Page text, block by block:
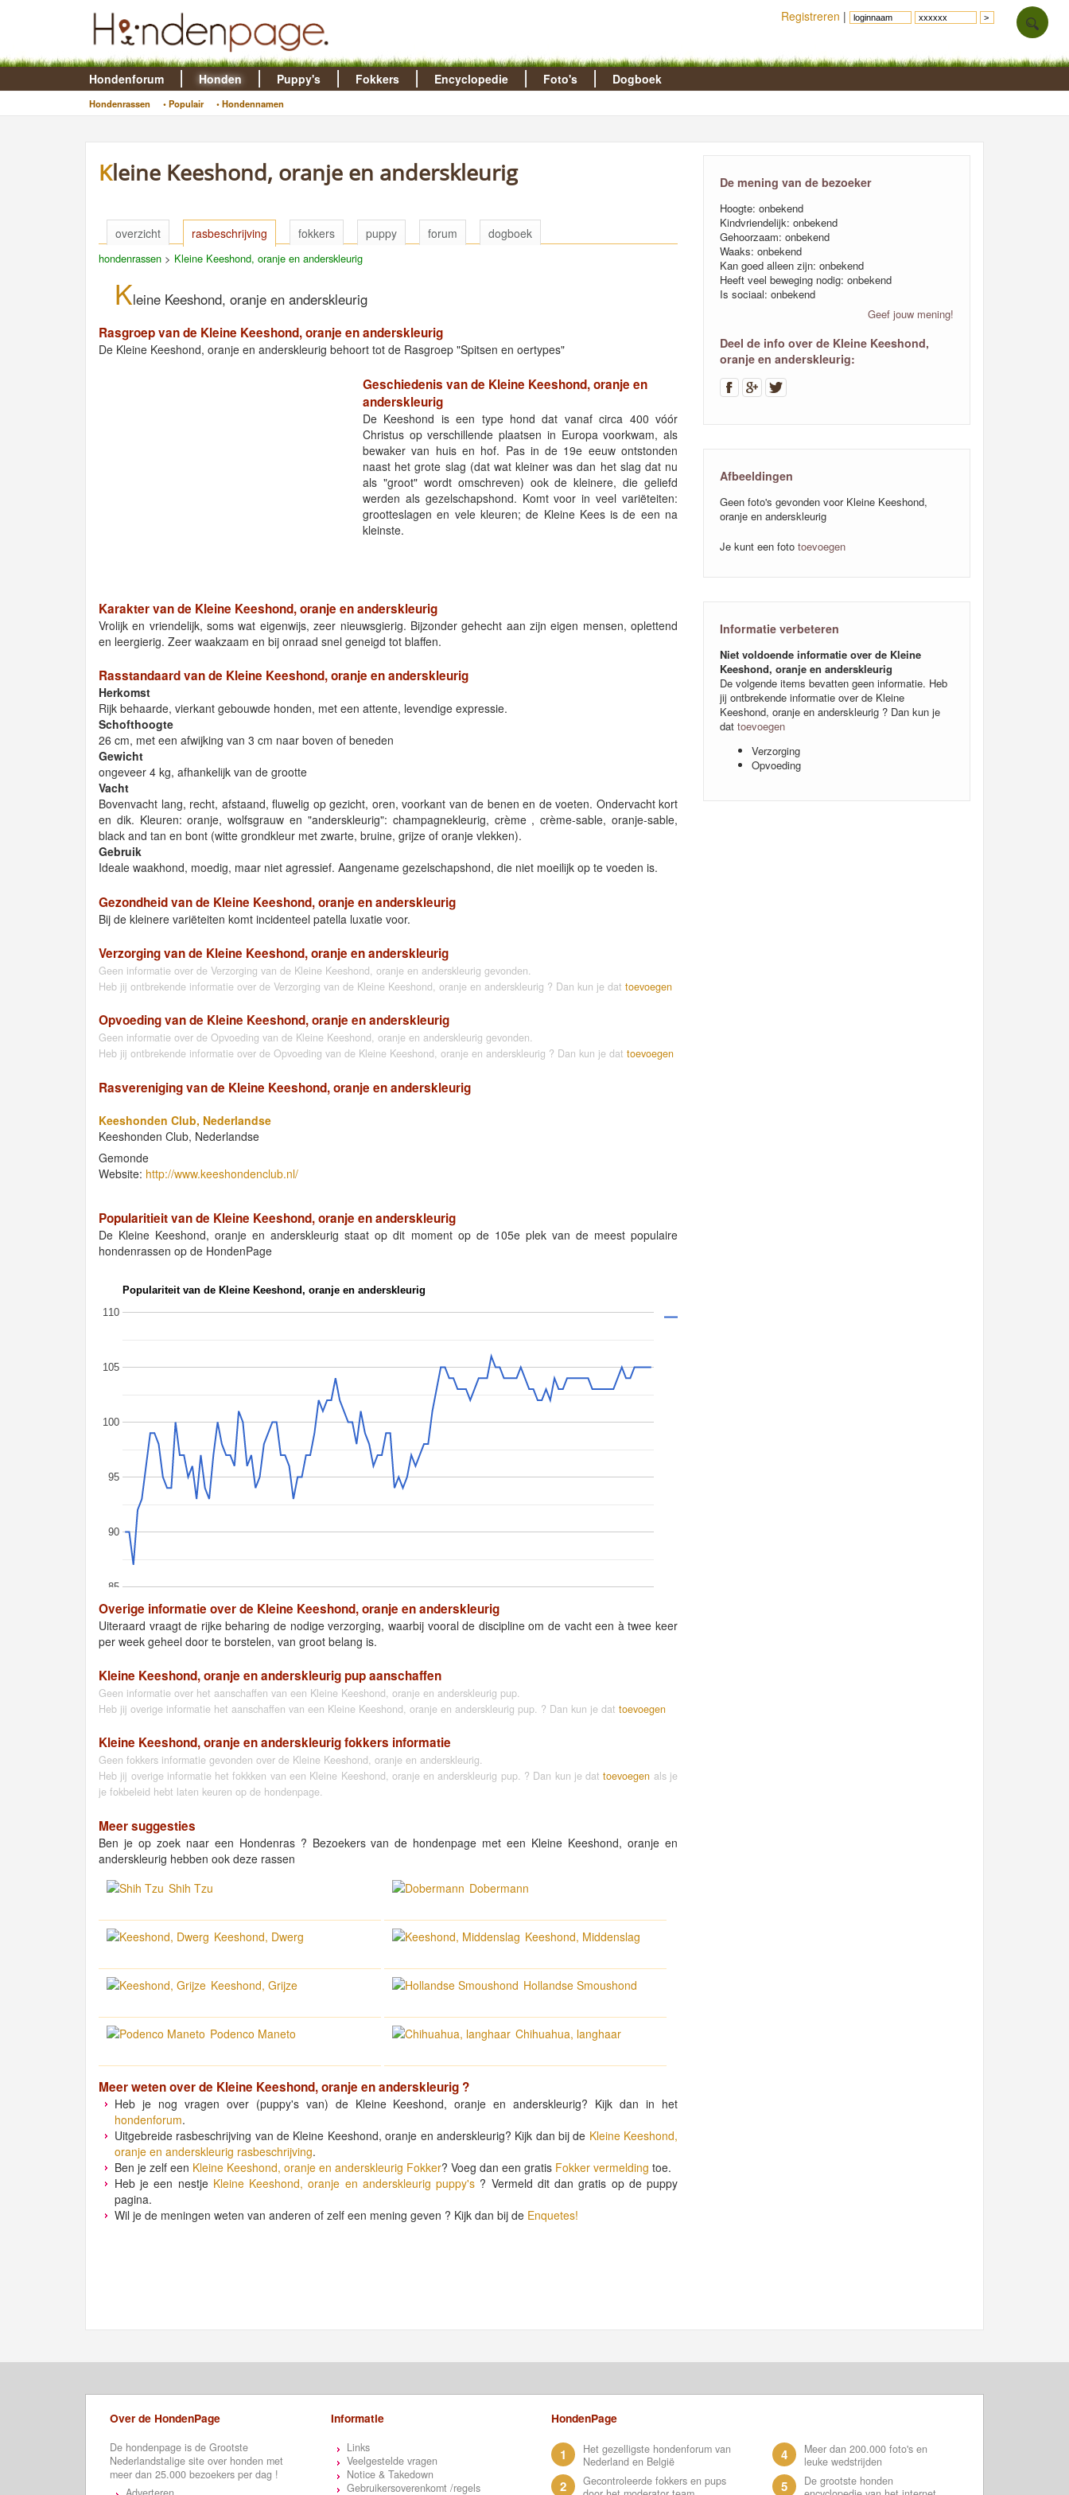
Hondenforum Honden
Hondenrassen • Populair • Hondennamen
Puppy's Fokkers Encyclopedie Foto's Dogboek
Kleine Keeshond, oranje en anderskleurig
overzicht rasbeschrijving fokkers puppy forum dogboek
hondenrassen > Kleine Keeshond, oranje en anderskleurig
Kleine Keeshond, oranje en anderskleurig
Rasgroep van de Kleine Keeshond, oranje en anderskleurig
De Kleine Keeshond, oranje en anderskleurig behoort tot de Rasgroep "Spitsen en oertypes"
Geschiedenis van de Kleine Keeshond, oranje en
anderskleurig
De Keeshond is een type hond dat vanaf circa 400 vóór
Christus op verschillende plaatsen in Europa voorkwam, als
bewaker van huis en hof. Pas in de 19e eeuw ontstonden
naast het grote slag (dat wat kleiner was dan het slag dat nu
als "groot" wordt omschreven) ook de kleinere, die geliefd
werden als gezelschapshond. Komt voor in veel variëteiten:
grootteslagen en vele kleuren; de Kleine Kees is de een na
kleinste.
Karakter van de Kleine Keeshond, oranje en anderskleurig
Vrolijk en vriendelijk, soms wat eigenwijs, zeer nieuwsgierig. Bijzonder gehecht aan zijn eigen mensen, oplettend
en leergierig. Zeer waakzaam en bij onraad snel geneigd tot blaffen.
Rasstandaard van de Kleine Keeshond, oranje en anderskleurig
Herkomst
Rijk behaarde, vierkant gebouwde honden, met een attente, levendige expressie.
Schofthoogte
26 cm, met een afwijking van 3 cm naar boven of beneden
Gewicht
ongeveer 4 kg, afhankelijk van de grootte
Vacht
Bovenvacht lang, recht, afstaand, fluwelig op gezicht, oren, voorkant van de benen en de voeten. Ondervacht kort
en dik. Kleuren: oranje, wolfsgrauw en "anderskleurig": champagnekleurig, crème , crème-sable, oranje-sable,
black and tan en bont (witte grondkleur met zwarte, bruine, grijze of oranje vlekken).
Gebruik
Ideale waakhond, moedig, maar niet agressief. Aangename gezelschapshond, die niet moeilijk op te voeden is.
Gezondheid van de Kleine Keeshond, oranje en anderskleurig
Bij de kleinere variëteiten komt incidenteel patella luxatie voor.
Verzorging van de Kleine Keeshond, oranje en anderskleurig
Geen informatie over de Verzorging van de Kleine Keeshond, oranje en anderskleurig gevonden.
Heb jij ontbrekende informatie over de Verzorging van de Kleine Keeshond, oranje en anderskleurig ? Dan kun je dat toevoegen
Opvoeding van de Kleine Keeshond, oranje en anderskleurig
Geen informatie over de Opvoeding van de Kleine Keeshond, oranje en anderskleurig gevonden.
Heb jij ontbrekende informatie over de Opvoeding van de Kleine Keeshond, oranje en anderskleurig ? Dan kun je dat toevoegen
Rasvereniging van de Kleine Keeshond, oranje en anderskleurig
Keeshonden Club, Nederlandse
Keeshonden Club, Nederlandse
Gemonde
Website: http://www.keeshondenclub.nl/
Popularitieit van de Kleine Keeshond, oranje en anderskleurig
De Kleine Keeshond, oranje en anderskleurig staat op dit moment op de 105e plek van de meest populaire
hondenrassen op de HondenPage
Populariteit van de Kleine Keeshond, oranje en anderskleurig
85
90
95
100
105
110
Overige informatie over de Kleine Keeshond, oranje en anderskleurig
Uiteraard vraagt de rijke beharing de nodige verzorging, waarbij vooral de discipline om de vacht een à twee keer
per week geheel door te borstelen, van groot belang is.
Kleine Keeshond, oranje en anderskleurig pup aanschaffen
Geen informatie over het aanschaffen van een Kleine Keeshond, oranje en anderskleurig pup.
Heb jij overige informatie het aanschaffen van een Kleine Keeshond, oranje en anderskleurig pup. ? Dan kun je dat toevoegen
Kleine Keeshond, oranje en anderskleurig fokkers informatie
Geen fokkers informatie gevonden over de Kleine Keeshond, oranje en anderskleurig.
Heb jij overige informatie het fokkken van een Kleine Keeshond, oranje en anderskleurig pup. ? Dan kun je dattoevoegen als je
je fokbeleid hebt laten keuren op de hondenpage.
Meer suggesties
Ben je op zoek naar een Hondenras ? Bezoekers van de hondenpage met een Kleine Keeshond, oranje en
anderskleurig hebben ook deze rassen
Shih Tzu
Dobermann
Keeshond, Dwerg Keeshond, Middenslag
Keeshond, Grijze Hollandse Smoushond
Podenco Maneto Chihuahua, langhaar
Meer weten over de Kleine Keeshond, oranje en anderskleurig ?
Heb je nog vragen over (puppy's van) de Kleine Keeshond, oranje en anderskleurig? Kijk dan in het
hondenforum.
Uitgebreide rasbeschrijving van de Kleine Keeshond, oranje en anderskleurig? Kijk dan bij de Kleine Keeshond,
oranje en anderskleurig rasbeschrijving.
Ben je zelf een Kleine Keeshond, oranje en anderskleurig Fokker? Voeg dan een gratis Fokker vermelding toe.
Heb je een nestje Kleine Keeshond, oranje en anderskleurig puppy's ? Vermeld dit dan gratis op de puppy
pagina.
Wil je de meningen weten van anderen of zelf een mening geven ? Kijk dan bij de Enquetes!
De mening van de bezoeker
Hoogte: onbekend
Kindvriendelijk: onbekend
Gehoorzaam: onbekend
Waaks: onbekend
Kan goed alleen zijn: onbekend
Heeft veel beweging nodig: onbekend
Is sociaal: onbekend
Geef jouw mening!
Deel de info over de Kleine Keeshond,
oranje en anderskleurig:
Afbeeldingen
Geen foto's gevonden voor Kleine Keeshond,
oranje en anderskleurig
Je kunt een foto toevoegen
Informatie verbeteren
Niet voldoende informatie over de Kleine
Keeshond, oranje en anderskleurig
De volgende items bevatten geen informatie. Heb
jij ontbrekende informatie over de Kleine
Keeshond, oranje en anderskleurig ? Dan kun je
dat toevoegen
Verzorging
Opvoeding
Registreren |
Over de HondenPage
De hondenpage is de Grootste
Nederlandstalige site over honden met
meer dan 25.000 bezoekers per dag !
Informatie
Links
Veelgestelde vragen
Notice & Takedown
Gebruikersoverenkomt /regels
HondenPage
1
Het gezelligste hondenforum van
Nederland en België
2
Gecontroleerde fokkers en pups
4
Meer dan 200.000 foto's en
leuke wedstrijden
5
De grootste honden